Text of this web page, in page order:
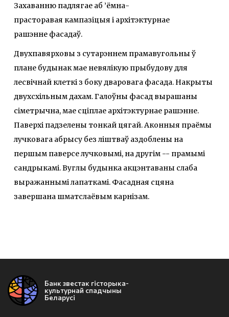
Захаванню падлягае аб ’ёмна-
прасторавая кампазіцыя і архітэктурнае
рашэнне фасадаў.
Двухпавярховы з сутарэннем прамавугольны ў
плане будынак мае невялікую прыбудову для
лесвічнай клеткі з боку дваровага фасада. Накрыты
двухсхiльным дахам. Галоўны фасад вырашаны
сіметрычна, мае сціплае архітэктурнае рашэнне.
Паверхі падзелены тонкай цягай. Аконныя праёмы
лучковага абрысу без ліштваў аздоблены на
першым паверсе лучковымі, на другім -- прамымі
сандрыкамі. Вуглы будынка акцэнтаваны слаба
выражаннымі лапаткамі. Фасадная сцяна
завершана шматслаёвым карнізам.
Банк звестак гісторыка-
культурнай спадчыны
Беларусі